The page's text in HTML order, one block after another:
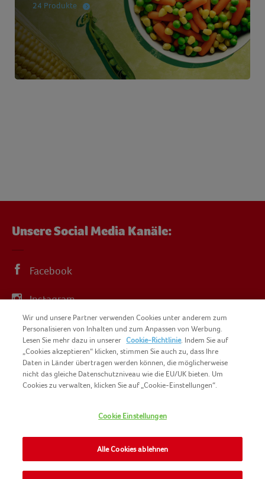
24 Produkte
Unsere Social Media Kanäle:
Facebook
Instagram
YouTube
SITEMAP
KONTAKT
IMPRESSUM
NOMAD FOODS
NUTZUNGSBEDINGUNGEN
Wir und unsere Partner verwenden Cookies unter anderem zum
Personalisieren von Inhalten und zum Anpassen von Werbung.
Lesen Sie mehr dazu in unserer Cookie-Richtlinie. Indem Sie auf
„Cookies akzeptieren“ klicken, stimmen Sie auch zu, dass Ihre
Daten in Länder übertragen werden können, die möglicherweise
nicht das gleiche Datenschutzniveau wie die EU/UK bieten. Um
Cookies zu verwalten, klicken Sie auf „Cookie-Einstellungen“.
Cookie Einstellungen
Alle Cookies ablehnen